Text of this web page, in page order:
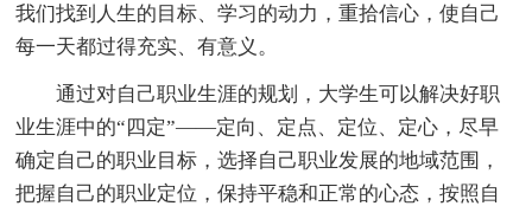
我们找到人生的目标、学习的动力，重拾信心，使自己
每一天都过得充实、有意义。
通过对自己职业生涯的规划，大学生可以解决好职
业生涯中的“四定”——定向、定点、定位、定心，尽早
确定自己的职业目标，选择自己职业发展的地域范围，
把握自己的职业定位，保持平稳和正常的心态，按照自